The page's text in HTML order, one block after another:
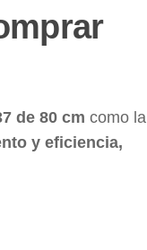
de 80 cm como la
y eficiencia,